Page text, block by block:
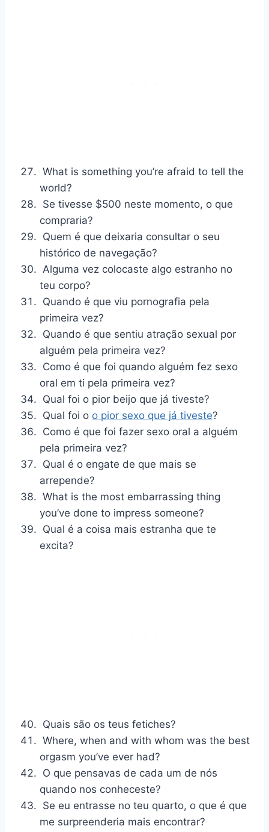
What is something you’re afraid to tell the
world?
Se tivesse $500 neste momento, o que
compraria?
Quem é que deixaria consultar o seu
histórico de navegação?
Alguma vez colocaste algo estranho no
teu corpo?
Quando é que viu pornografia pela
primeira vez?
Quando é que sentiu atração sexual por
alguém pela primeira vez?
Como é que foi quando alguém fez sexo
oral em ti pela primeira vez?
Qual foi o pior beijo que já tiveste?
Qual foi o o pior sexo que já tiveste?
Como é que foi fazer sexo oral a alguém
pela primeira vez?
Qual é o engate de que mais se
arrepende?
What is the most embarrassing thing
you’ve done to impress someone?
Qual é a coisa mais estranha que te
excita?
Quais são os teus fetiches?
Where, when and with whom was the best
orgasm you’ve ever had?
O que pensavas de cada um de nós
quando nos conheceste?
Se eu entrasse no teu quarto, o que é que
me surpreenderia mais encontrar?